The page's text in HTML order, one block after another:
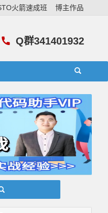
火箭速成班 博主作品
Q群341401932